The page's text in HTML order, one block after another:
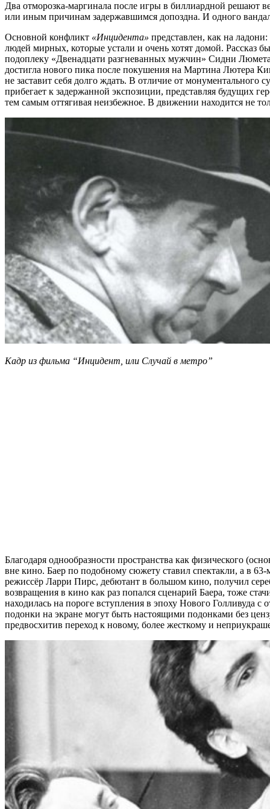
Два отморозка-маргинала после игры в биллиардной решают
или иным причинам задержавшимся допоздна. И одного
Основной конфликт «Инцидента» представлен, как на
людей мирных, которые устали и очень хотят домой.
подоплеку «Двенадцати разгневанных мужчин» Сидни
достигла нового пика после покушения на Мартина Лютера
не заставит себя долго ждать. В отличие от монументального
прибегает к задержанной экспозиции, представляя будущих
тем самым оттягивая неизбежное. В движении находится не
Кадр из фильма “Инцидент, или Случай в метро”
Благодаря однообразности пространства как физического
вне кино. Баер по подобному сюжету ставил спектакли, а в
режиссёр Ларри Пирс, дебютант в большом кино, получил
возвращения в кино как раз попался сценарий Баера, тоже
находилась на пороге вступления в эпоху Нового Голливуда с
подонки на экране могут быть настоящими подонками без
предвосхитив переход к новому, более жесткому и